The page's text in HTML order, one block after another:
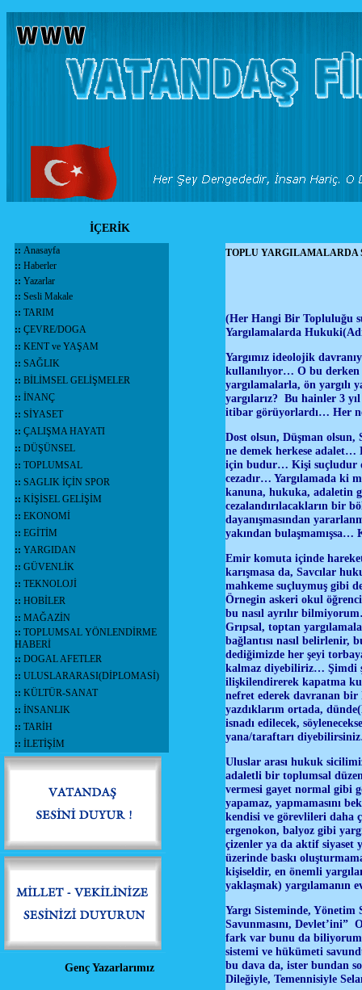
İÇERİK
:: Anasayfa
:: Haberler
:: Yazarlar
:: Sesli Makale
:: TARIM
:: ÇEVRE/DOGA
:: KENT ve YAŞAM
:: SAĞLIK
:: BİLİMSEL GELİŞMELER
:: İNANÇ
:: SİYASET
:: ÇALIŞMA HAYATI
:: DÜŞÜNSEL
:: TOPLUMSAL
:: SAGLIK İÇİN SPOR
:: KİŞİSEL GELİŞİM
:: EKONOMİ
:: EGİTİM
:: YARGIDAN
:: GÜVENLİK
:: TEKNOLOJİ
:: HOBİLER
:: MAĞAZİN
:: TOPLUMSAL YÖNLENDİRME
HABERİ
:: DOGAL AFETLER
:: ULUSLARARASI(DİPLOMASİ)
:: KÜLTÜR-SANAT
:: İNSANLIK
:: TARİH
:: İLETİŞİM
Genç Yazarlarımız
TOPLU YARGILAMALARDA
(Her Hangi Bir Topluluğu
Yargılamalarda
Yargımız ideolojik
kullanılıyor… O bu derken
yargılamalarla, ön yargılı
yargılarız? Bu hainler 3
itibar görüyorlardı… Her
Dost olsun, Düşman olsun,
ne demek herkese adalet…
için budur… Kişi suçludur
cezadır… Yargılamada ki
kanuna, hukuka, adaletin
cezalandırılacakların bir
dayanışmasından
yakından bulaşmamışsa…
Emir komuta içinde
karışmasa da, Savcılar
mahkeme suçluymuş gibi
Örnegin askeri okul
bu nasıl ayrılır
Grıpsal, toptan
bağlantısı nasıl
dediğimizde her şeyi
kalmaz diyebiliriz… Şimdi
ilişkilendirerek kapatma
nefret ederek davranan
yazdıklarım ortada,
isnadı edilecek,
yana/taraftarı
Uluslar arası hukuk
adaletli bir toplumsal
vermesi gayet normal gibi
yapamaz, yapmamasını
kendisi ve görevlileri daha
ergenokon, balyoz gibi
çizenler ya da aktif siyaset
üzerinde baskı
kişiseldir, en önemli
yaklaşmak) yargılamanın
Yargı Sisteminde, Yönetim
Savunmasını, Devlet’ini”
fark var bunu da
sistemi ve hükümeti
bu dava da, ister bundan
Dileğiyle, Temennisiyle